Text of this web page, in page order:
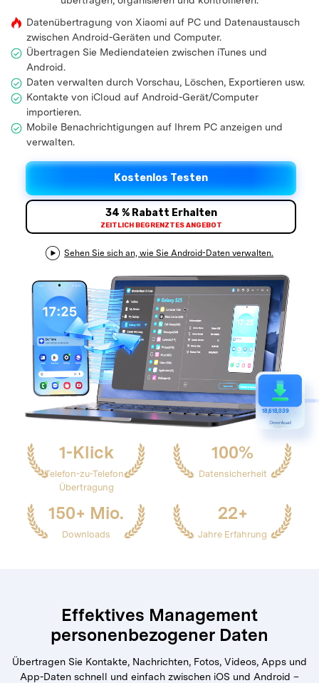
Suchen
Datenübertragung von Xiaomi auf PC und Datenaustausch
zwischen Android-Geräten und Computer.
Übertragen Sie Mediendateien zwischen iTunes und
Android.
Daten verwalten durch Vorschau, Löschen, Exportieren usw.
Kontakte von iCloud auf Android-Gerät/Computer
importieren.
Mobile Benachrichtigungen auf Ihrem PC anzeigen und
verwalten.
Kostenlos Testen
34 % Rabatt Erhalten
ZEITLICH BEGRENZTES ANGEBOT
Sehen Sie sich an, wie Sie Android-Daten verwalten.
18,618,039
1-Klick
Telefon-zu-Telefon-
Übertragung
100%
Datensicherheit
150+ Mio.
Downloads
22+
Jahre Erfahrung
Effektives Management
personenbezogener Daten
Übertragen Sie Kontakte, Nachrichten, Fotos, Videos, Apps und
App-Daten schnell und einfach zwischen iOS und Android –